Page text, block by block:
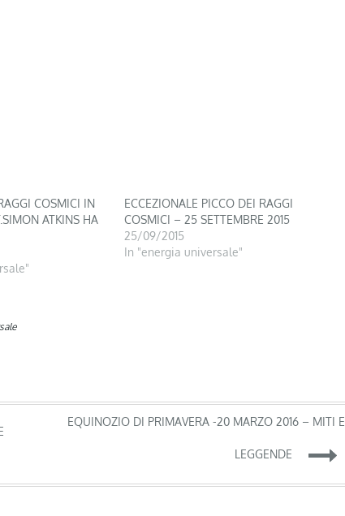
COSMICI IN
ATKINS HA
ECCEZIONALE PICCO DEI RAGGI
COSMICI – 25 SETTEMBRE 2015
25/09/2015
In "energia universale"
EQUINOZIO DI PRIMAVERA -20 MARZO 2016 – MITI E
LEGGENDE